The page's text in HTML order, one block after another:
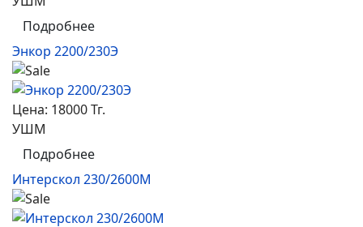
Подробнее
Энкор 2200/230Э
Цена: 18000 Тг.
УШМ
Подробнее
Интерскол 230/2600М